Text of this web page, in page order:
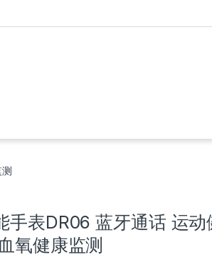
手表DR06 蓝牙通话 运动
氧健康监测